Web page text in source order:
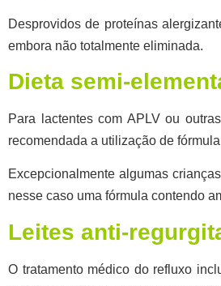
Desprovidos de proteínas
embora não totalmente eliminada.
Dieta semi-
Para lactentes com APLV ou
recomendada a utilização de
Excepcionalmente algumas
nesse caso uma fórmula contendo
Leites anti-
O tratamento médico do refluxo